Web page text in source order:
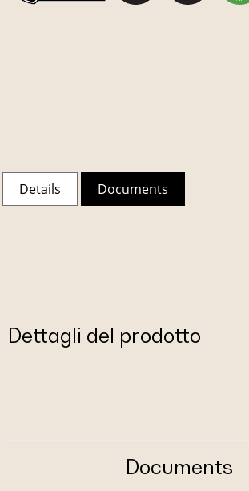
Details Documents
Dettagli del prodotto
Documents